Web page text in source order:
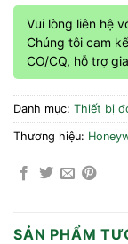
Vui lòng liên hệ
Chúng tôi cam
CO/CQ, hỗ trợ
Danh mục: Thiết bị
Thương hiệu:
SẢN PHẨM